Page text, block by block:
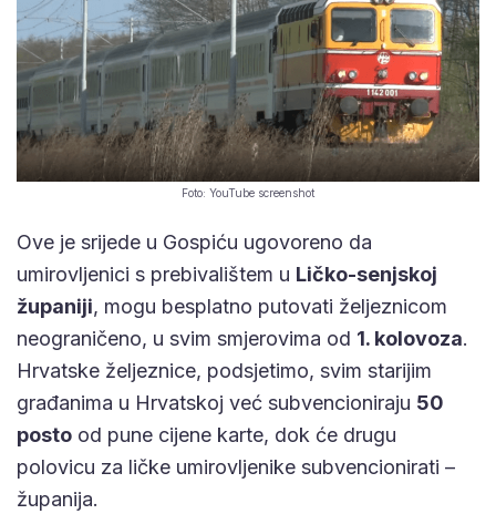
Foto: YouTube screenshot
Ove je srijede u Gospiću ugovoreno da
umirovljenici s prebivalištem u Ličko-senjskoj
županiji, mogu besplatno putovati željeznicom
neograničeno, u svim smjerovima od 1. kolovoza.
Hrvatske željeznice, podsjetimo, svim starijim
građanima u Hrvatskoj već subvencioniraju 50
posto od pune cijene karte, dok će drugu
polovicu za ličke umirovljenike subvencionirati –
županija.